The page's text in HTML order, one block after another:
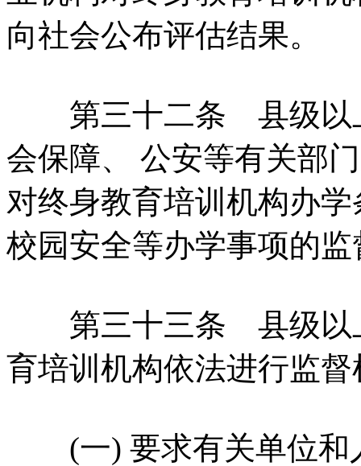
向社会公布评估结果。
第三十二条 县级以上
会保障、 公安等有关部
对终身教育培训机构办
校园安全等办学事项的
第三十三条 县级以上
育培训机构依法进行监
(一) 要求有关单位和